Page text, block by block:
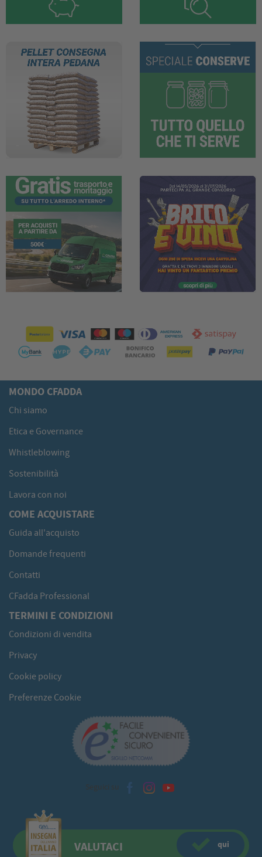
MONDO CFADDA
Chi siamo
Etica e Governance
Whistleblowing
Sostenibilità
Lavora con noi
COME ACQUISTARE
Guida all'acquisto
Domande frequenti
Contatti
CFadda Professional
TERMINI E CONDIZIONI
Condizioni di vendita
Privacy
Cookie policy
Preferenze Cookie
Seguici su
VALUTACI qui